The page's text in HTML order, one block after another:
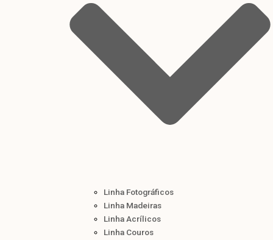
Linha Fotográficos
Linha Madeiras
Linha Acrílicos
Linha Couros